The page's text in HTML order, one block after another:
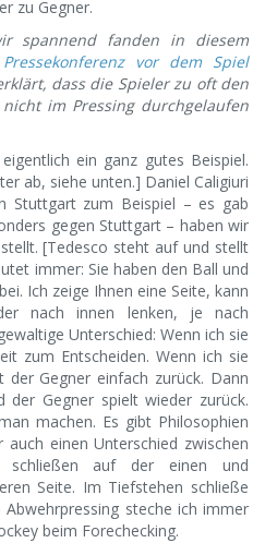
zu Gegner.
spannend fanden in diesem
vor dem Spiel
dass die Spieler zu oft den
im Pressing durchgelaufen
ein ganz gutes Beispiel.
ab, siehe unten.] Daniel Caligiuri
Stuttgart zum Beispiel – es gab
gegen Stuttgart – haben wir
[Tedesco steht auf und stellt
immer: Sie haben den Ball und
Ich zeige Ihnen eine Seite, kann
nach innen lenken, je nach
Unterschied: Wenn ich sie
zum Entscheiden. Wenn ich sie
Gegner einfach zurück. Dann
Gegner spielt wieder zurück.
machen. Es gibt Philosophien
einen Unterschied zwischen
schließen auf der einen und
Seite. Im Tiefstehen schließe
steche ich immer
beim Forechecking.